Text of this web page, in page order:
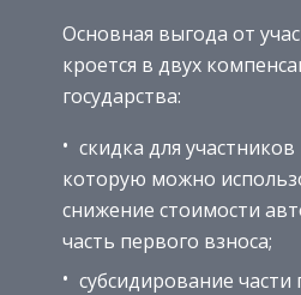
Основная выгода от
кроется в двух
государства:
скидка для участников
которую можно
снижение стоимости
часть первого взноса;
субсидирование